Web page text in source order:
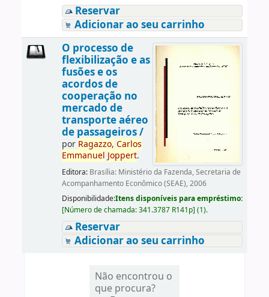
Reservar
Adicionar ao seu carrinho
O processo de
flexibilização e as
fusões e os
acordos de
cooperação no
mercado de
transporte aéreo
de passageiros /
por Ragazzo, Carlos
Emmanuel Joppert.
Editora: Brasília: Ministério da Fazenda, Secretaria de
Acompanhamento Econômico (SEAE), 2006
Disponibilidade:Itens disponíveis para empréstimo:
[Número de chamada:341.3787 R141p] (1).
Reservar
Adicionar ao seu carrinho
Não encontrou o
que procura?